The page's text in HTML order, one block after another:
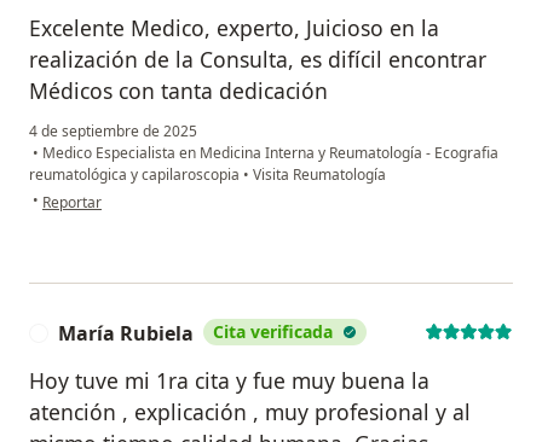
Excelente Medico, experto, Juicioso en la
realización de la Consulta, es difícil encontrar
Médicos con tanta dedicación
4 de septiembre de 2025
• Medico Especialista en Medicina Interna y Reumatología - Ecografia
reumatológica y capilaroscopia • Visita Reumatología
• en opinión del usuario Maria del Pilar Alzate Arce
Reportar
María Rubiela Cita verificada
Hoy tuve mi 1ra cita y fue muy buena la
atención , explicación , muy profesional y al